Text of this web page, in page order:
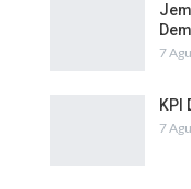
7
KPI
7